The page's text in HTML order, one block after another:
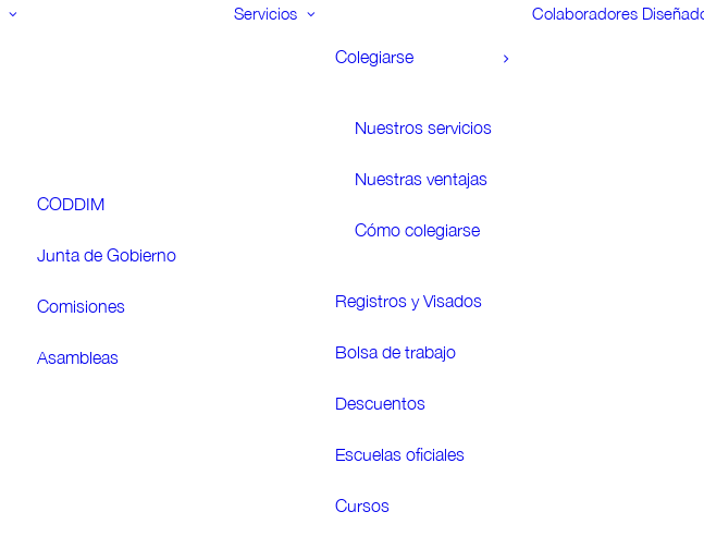
CODDIM
Junta de Gobierno
Comisiones
Asambleas
Servicios
Colegiarse
Nuestros servicios
Nuestras ventajas
Cómo colegiarse
Registros y Visados
Bolsa de trabajo
Descuentos
Escuelas oficiales
Cursos
Colaboradores